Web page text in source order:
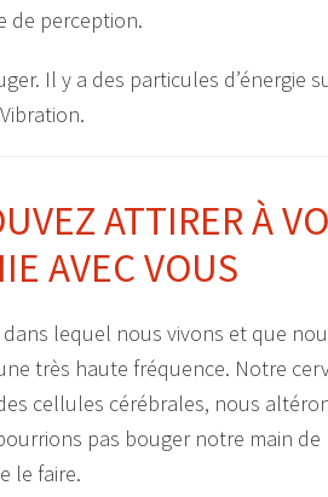
de perception.
Il y a des particules d’énergie
ATTIRER À
AVEC VOUS
dans lequel nous vivons et que
très haute fréquence. Notre
cellules cérébrales, nous
pas bouger notre main de
le faire.